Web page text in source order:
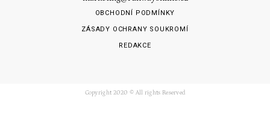
OBCHODNÍ PODMÍNKY
ZÁSADY OCHRANY SOUKROMÍ
REDAKCE
Copyright 2020 © All rights Reserved